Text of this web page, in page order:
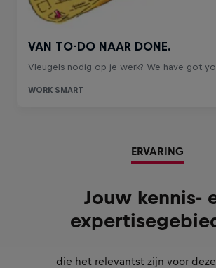
ERVARING
Jouw kennis-
die het relevantst zijn voor